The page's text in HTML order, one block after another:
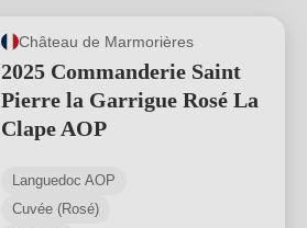
Château de Marmorières
2025 Commanderie Saint
Pierre la Garrigue Rosé La
Clape AOP
Languedoc AOP
Cuvée (Rosé)